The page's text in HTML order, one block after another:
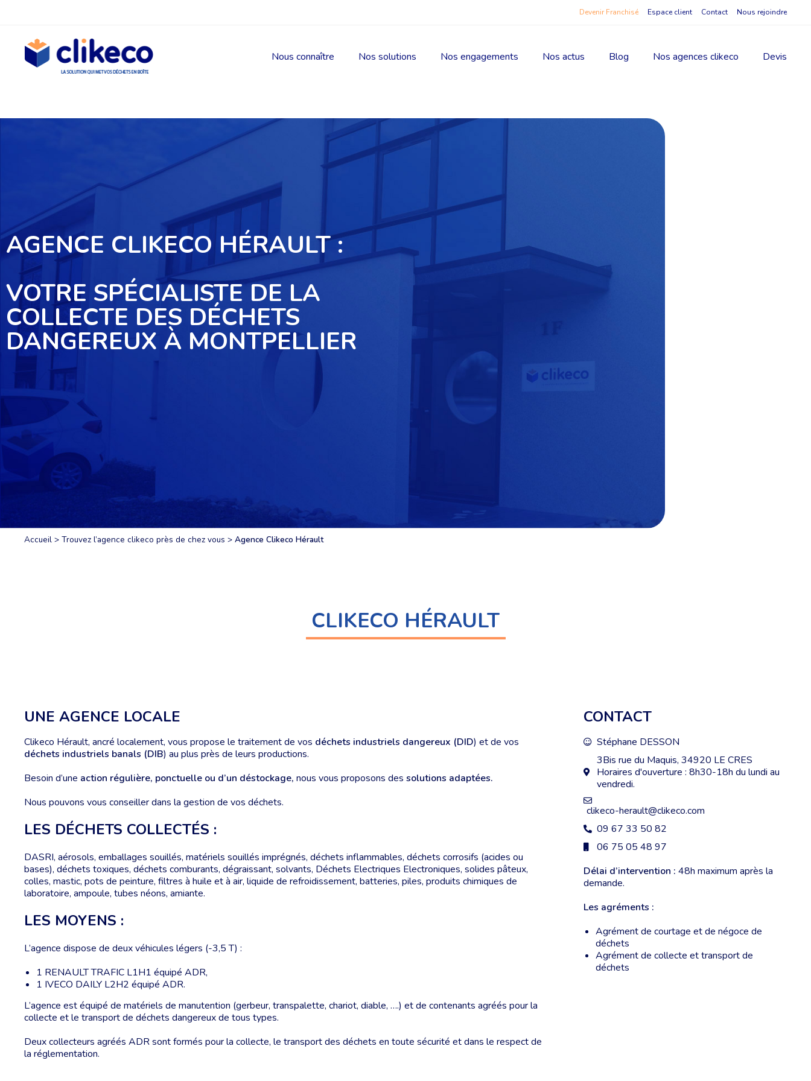
Devenir Franchisé Espace client Contact Nous rejoindre
Nous connaître Nos solutions Nos engagements Nos actus Blog Nos agences clikeco Devis
AGENCE CLIKECO HÉRAULT :
VOTRE SPÉCIALISTE DE LA
COLLECTE DES DÉCHETS
DANGEREUX À MONTPELLIER
Accueil > Trouvez l’agence clikeco près de chez vous > Agence Clikeco Hérault
CLIKECO HÉRAULT
UNE AGENCE LOCALE
Clikeco Hérault, ancré localement, vous propose le traitement de vos déchets industriels dangereux (DID) et de vos
déchets industriels banals (DIB) au plus près de leurs productions.
Besoin d’une action régulière, ponctuelle ou d’un déstockage, nous vous proposons des solutions adaptées.
Nous pouvons vous conseiller dans la gestion de vos déchets.
LES DÉCHETS COLLECTÉS :
DASRI, aérosols, emballages souillés, matériels souillés imprégnés, déchets inflammables, déchets corrosifs (acides ou
bases), déchets toxiques, déchets comburants, dégraissant, solvants, Déchets Electriques Electroniques, solides pâteux,
colles, mastic, pots de peinture, filtres à huile et à air, liquide de refroidissement, batteries, piles, produits chimiques de
laboratoire, ampoule, tubes néons, amiante.
LES MOYENS :
L’agence dispose de deux véhicules légers (-3,5 T) :
1 RENAULT TRAFIC L1H1 équipé ADR,
1 IVECO DAILY L2H2 équipé ADR.
L’agence est équipé de matériels de manutention (gerbeur, transpalette, chariot, diable, ….) et de contenants agréés pour la
collecte et le transport de déchets dangereux de tous types.
Deux collecteurs agréés ADR sont formés pour la collecte, le transport des déchets en toute sécurité et dans le respect de
la réglementation.
CONTACT
Stéphane DESSON
3Bis rue du Maquis, 34920 LE CRES
Horaires d'ouverture : 8h30-18h du lundi au
vendredi.
clikeco-herault@clikeco.com
09 67 33 50 82
06 75 05 48 97
Délai d’intervention : 48h maximum après la
demande.
Les agréments :
Agrément de courtage et de négoce de
déchets
Agrément de collecte et transport de
déchets